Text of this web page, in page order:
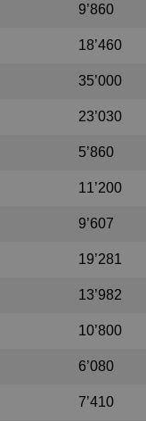
9’860
18’460
35’000
23’030
5’860
11’200
9’607
19’281
13’982
10’800
6’080
7’410